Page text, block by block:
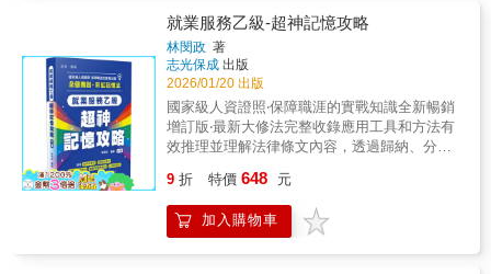
業安全衛生之政策研擬、課程教學、訓練講演
等事務，他以自己多年的實務觀察與教學研
究，特別為考生們系統化地整編內容，透過獨
家繪製的法規導圖、重點心智圖，引導考生做
統合性的理解與吸收，幫助考生們一路過關斬
將，順利取得證照！想以六週順利拿到證照
嗎？請遵循本書的五大秘訣：（一）法規心智
法規導圖；另依職業安全衛生計畫及管理、專
業課程內容，繪製重點概念之心智圖，協助釐
清法規輪廓與脈絡，強化考生的記憶力與理解
就業服務乙級-超神記憶攻略
林閔政 著
志光保成 出版
2026/01/20 出版
國家級人資證照‧保障職涯的實戰知識全新暢銷
增訂版‧最新大修法完整收錄應用工具和方法有
效推理並理解法律條文內容，透過歸納、分
法」搭配「拆字記憶法」及「彩虹記憶法」和
一般人常用的「事物聯想法」、「口訣記憶
法」去記住煩人的數字與文字。林閔政老師不
9 折 特價 648 元
加入購物車